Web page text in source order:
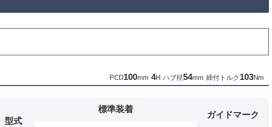
PCD100mm 4H ハブ径54mm 締付トルク 103Nm
型式
標準装着
ガイドマーク